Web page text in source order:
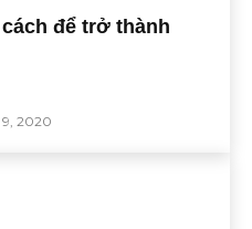
để trở thành
9, 2020